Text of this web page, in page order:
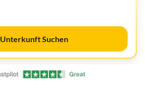
Unterkunft Suchen